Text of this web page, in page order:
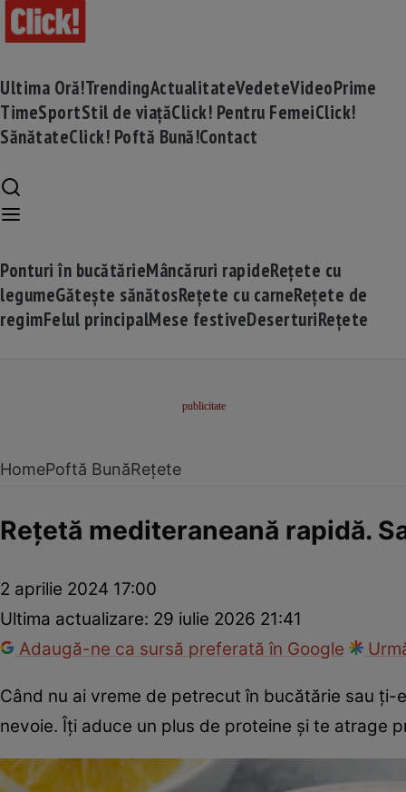
Ultima Oră!TrendingActualitateVedeteVideoPrime
TimeSportStil de viațăClick! Pentru FemeiClick!
SănătateClick! Poftă Bună!Contact
Ponturi în bucătărieMâncăruri rapideRețete cu
legumeGătește sănătosRețete cu carneRețete de
regimFelul principalMese festiveDeserturiRețete
HomePoftă BunăRețete
Reţetă mediteraneană rapidă.
2 aprilie 2024 17:00
Ultima actualizare: 29 iulie 2026 21:41
Adaugă-ne ca sursă preferată în Google
Când nu ai vreme de petrecut în bucătărie sau
nevoie. Îţi aduce un plus de proteine şi te atrage